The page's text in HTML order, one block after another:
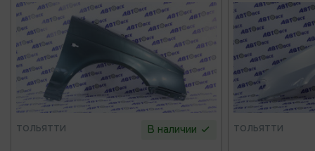
ТОЛЬЯТТИ В наличии ТОЛЬЯТТИ